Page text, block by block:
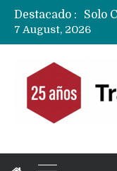
Destacado :
7 August, 2026